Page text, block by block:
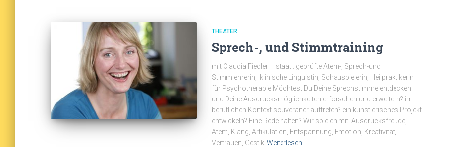
THEATER
Sprech-, und Stimmtraining
mit Claudia Fiedler – staatl. geprüfte Atem-, Sprech-und
Stimmlehrerin, klinische Linguistin, Schauspielerin, Heilpraktikerin
für Psychotherapie Möchtest Du Deine Sprechstimme entdecken
und Deine Ausdrucksmöglichkeiten erforschen und erweitern? im
beruflichen Kontext souveräner auftreten? ein künstlerisches Projekt
entwickeln? Eine Rede halten? Wir spielen mit Ausdrucksfreude,
Atem, Klang, Artikulation, Entspannung, Emotion, Kreativität,
Vertrauen, Gestik Weiterlesen